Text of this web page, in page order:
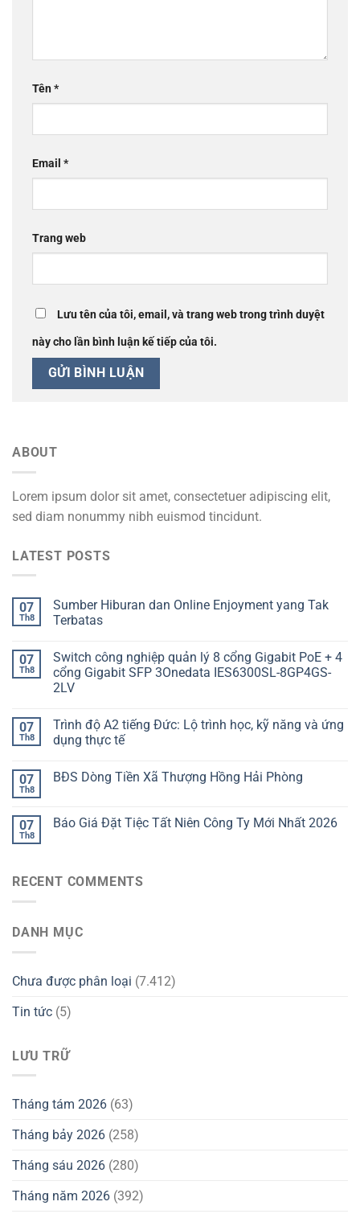
Tên*
Email *
Trang web
Lưu tên của tôi, email, và trang web trong trình duyệt
này cho lần bình luận kế tiếp của tôi.
ABOUT
Lorem ipsum dolor sit amet, consectetuer adipiscing elit,
sed diam nonummy nibh euismod tincidunt.
LATEST POSTS
07
Th8
Sumber Hiburan dan Online Enjoyment yang Tak
Terbatas
07
Th8
Switch công nghiệp quản lý 8 cổng Gigabit PoE + 4
cổng Gigabit SFP 3Onedata IES6300SL-8GP4GS-
2LV
07
Th8
Trình độ A2 tiếng Đức: Lộ trình học, kỹ năng và ứng
dụng thực tế
07
Th8
BĐS Dòng Tiền Xã Thượng Hồng Hải Phòng
07
Th8
Báo Giá Đặt Tiệc Tất Niên Công Ty Mới Nhất 2026
RECENT COMMENTS
DANH MỤC
Chưa được phân loại (7.412)
Tin tức (5)
LƯU TRỮ
Tháng tám 2026 (63)
Tháng bảy 2026 (258)
Tháng sáu 2026 (280)
Tháng năm 2026 (392)